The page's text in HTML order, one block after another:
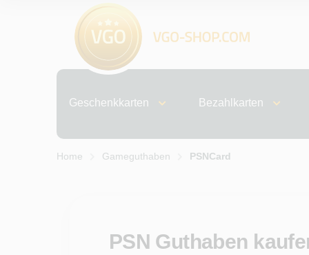
Geschenkkarten Bezahlkarten
Home Gameguthaben PSNCard
PSN Guthaben